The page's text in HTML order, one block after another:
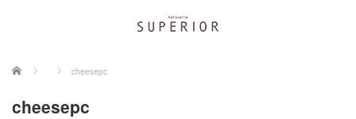
ホーム cheesepc
cheesepc